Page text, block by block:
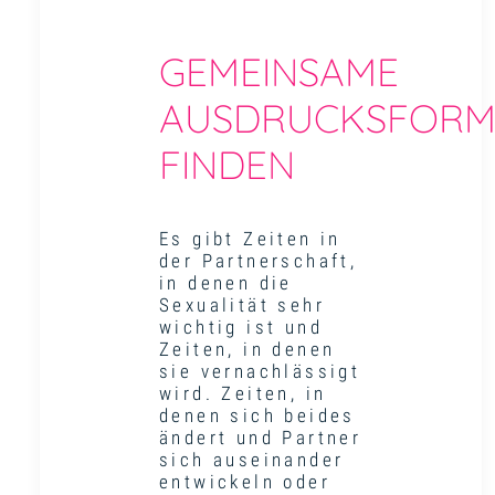
GEMEINSAME
FINDEN
Es gibt Zeiten in
der Partnerschaft,
in denen die
Sexualität sehr
wichtig ist und
Zeiten, in denen
sie vernachlässigt
wird. Zeiten, in
denen sich beides
ändert und Partner
sich auseinander
entwickeln oder